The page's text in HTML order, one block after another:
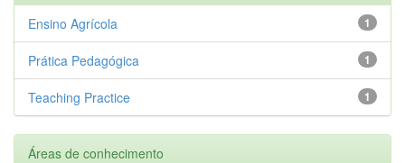
1
Ensino Agrícola
1
Prática Pedagógica
1
Teaching Practice
Áreas de conhecimento